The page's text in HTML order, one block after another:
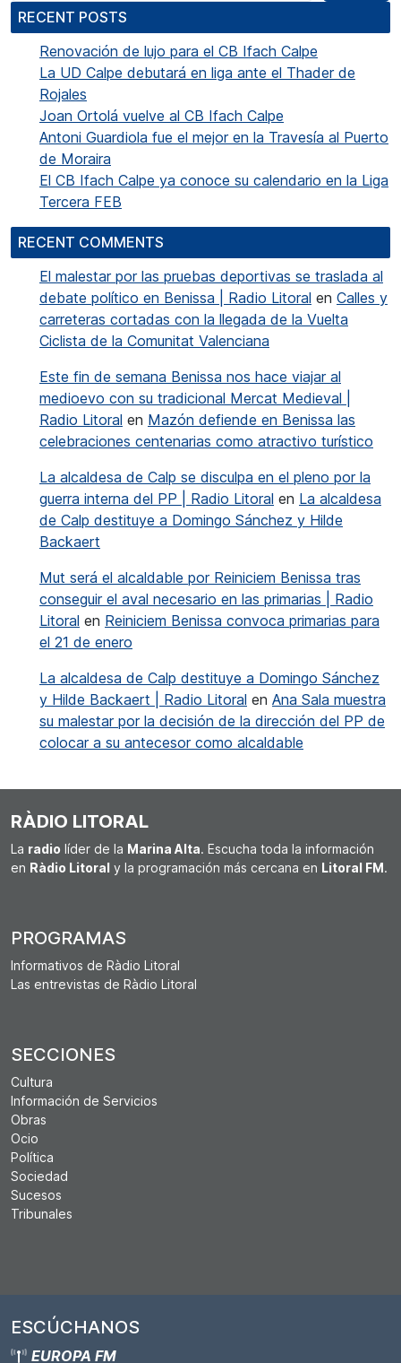
RECENT POSTS
Renovación de lujo para el CB Ifach Calpe
La UD Calpe debutará en liga ante el Thader de
Rojales
Joan Ortolá vuelve al CB Ifach Calpe
Antoni Guardiola fue el mejor en la Travesía al Puerto
de Moraira
El CB Ifach Calpe ya conoce su calendario en la Liga
Tercera FEB
RECENT COMMENTS
El malestar por las pruebas deportivas se traslada al
debate político en Benissa | Radio Litoral en Calles y
carreteras cortadas con la llegada de la Vuelta
Ciclista de la Comunitat Valenciana
Este fin de semana Benissa nos hace viajar al
medioevo con su tradicional Mercat Medieval |
Radio Litoral en Mazón defiende en Benissa las
celebraciones centenarias como atractivo turístico
La alcaldesa de Calp se disculpa en el pleno por la
guerra interna del PP | Radio Litoral en La alcaldesa
de Calp destituye a Domingo Sánchez y Hilde
Backaert
Mut será el alcaldable por Reiniciem Benissa tras
conseguir el aval necesario en las primarias | Radio
Litoral en Reiniciem Benissa convoca primarias para
el 21 de enero
La alcaldesa de Calp destituye a Domingo Sánchez
y Hilde Backaert | Radio Litoral en Ana Sala muestra
su malestar por la decisión de la dirección del PP de
colocar a su antecesor como alcaldable
RÀDIO LITORAL
La radio líder de la Marina Alta. Escucha toda la información
en Ràdio Litoral y la programación más cercana en Litoral FM.
PROGRAMAS
Informativos de Ràdio Litoral
Las entrevistas de Ràdio Litoral
SECCIONES
Cultura
Información de Servicios
Obras
Ocio
Política
Sociedad
Sucesos
Tribunales
ESCÚCHANOS
EUROPA FM